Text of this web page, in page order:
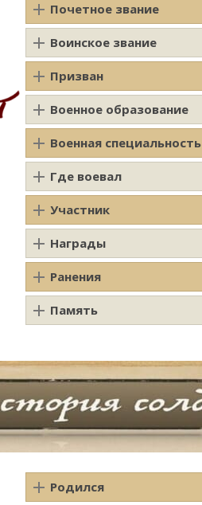
Почетное звание
Воинское звание
Призван
Военное образование
Военная специальность
Где воевал
Участник
Награды
Ранения
Память
Родился